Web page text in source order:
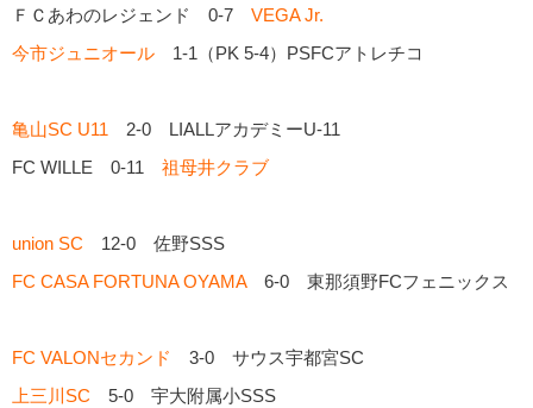
ＦＣあわのレジェンド 0-7 VEGA Jr.
今市ジュニオール 1-1（PK 5-4）PSFCアトレチコ
亀山SC U11 2-0 LIALLアカデミーU-11
FC WILLE 0-11 祖母井クラブ
union SC 12-0 佐野SSS
FC CASA FORTUNA OYAMA6-0 東那須野FCフェニックス
FC VALONセカンド
3-0 サウス宇都宮SC
上三川SC 5-0 宇大附属小SSS